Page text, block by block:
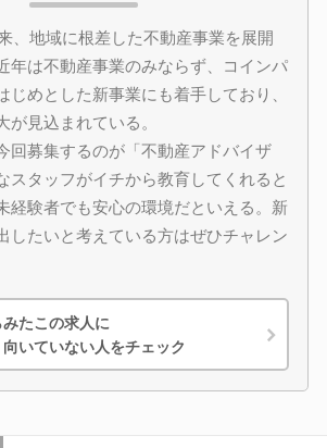
、地域に根差した不動産事業を展開
年は不動産事業のみならず、コインパ
じめとした新事業にも着手しており、
が見込まれている。
回募集するのが「不動産アドバイザ
スタッフがイチから教育してくれると
経験者でも安心の環境だといえる。新
したいと考えている方はぜひチャレン
たこの求人に
いていない人をチェック